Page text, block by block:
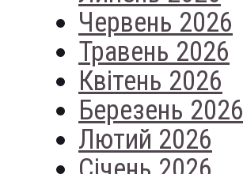
Червень 2026
Травень 2026
Квітень 2026
Березень 2026
Лютий 2026